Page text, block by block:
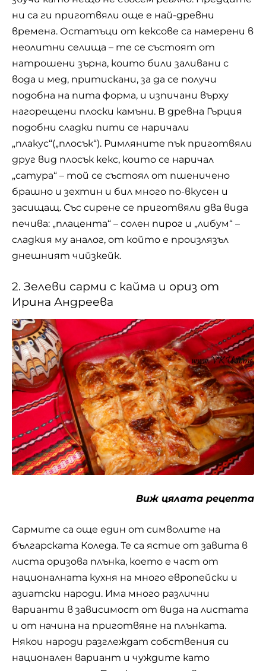
вода и мед, притискани, за да се получи
подобна на пита форма, и изпичани върху
нагорещени плоски камъни. В древна Гърция
подобни сладки пити се наричали
„плакус“(„плосък“). Римляните пък приготвяли
друг вид плосък кекс, които се наричал
„сатура“ – той се състоял от пшеничено
брашно и зехтин и бил много по-вкусен и
засищащ. Със сирене се приготвяли два вида
печива: „плацента“ – солен пирог и „либум“ –
сладкия му аналог, от който е произлязъл
днешният чийзкейк.
2. Зелеви сарми с кайма и ориз от
Ирина Андреева
Виж цялата рецепта
Сармите са още един от символите на
българската Коледа. Те са ястие от завита в
националната кухня на много европейски и
варианти в зависимост от вида на листата
и от начина на приготвяне на плънката.
Някои народи разглеждат собствения си
национален вариант и чуждите като
различни ястия. Плънката почти винаги е с
месо – свинска или смесена (свинска и
телешка) кайма, или кълцано месо. Сармите
се варят в смес от зелева чорба и вода.
Възможно е в последствие да се пекат с